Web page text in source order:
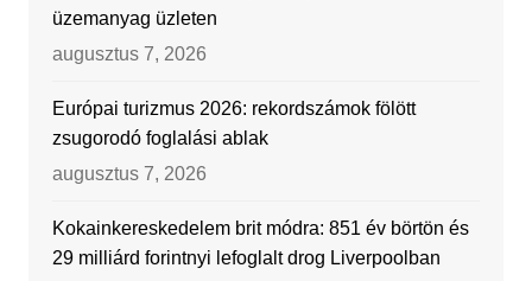
üzemanyag üzleten
augusztus 7, 2026
Európai turizmus 2026: rekordszámok fölött
zsugorodó foglalási ablak
augusztus 7, 2026
Kokainkereskedelem brit módra: 851 év börtön és
29 milliárd forintnyi lefoglalt drog Liverpoolban